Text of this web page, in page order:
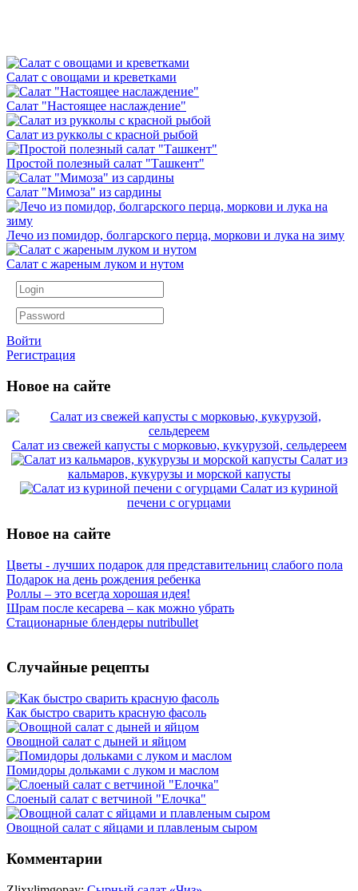
Салат с овощами и креветками
Салат "Настоящее наслаждение"
Салат из рукколы с красной рыбой
Простой полезный салат "Ташкент"
Салат "Мимоза" из сардины
Лечо из помидор, болгарского перца, моркови и лука на зиму
Салат с жареным луком и нутом
Войти
Регистрация
Новое на сайте
Салат из свежей капусты с морковью, кукурузой, сельдереем
Салат из
кальмаров, кукурузы и морской капусты
Салат из куриной
печени с огурцами
Новое на сайте
Цветы - лучших подарок для представительниц слабого пола
Подарок на день рождения ребенка
Роллы – это всегда хорошая идея!
Шрам после кесарева – как можно убрать
Стационарные блендеры nutribullet
Случайные рецепты
Как быстро сварить красную фасоль
Овощной салат с дыней и яйцом
Помидоры дольками с луком и маслом
Слоеный салат с ветчиной "Елочка"
Овощной салат с яйцами и плавленым сыром
Комментарии